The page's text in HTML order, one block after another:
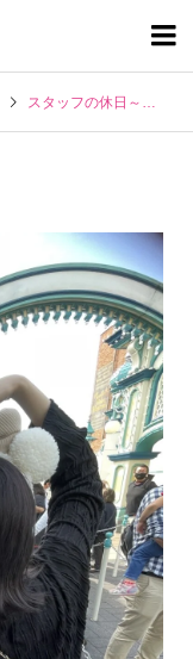

スタッフの休日～中村編～